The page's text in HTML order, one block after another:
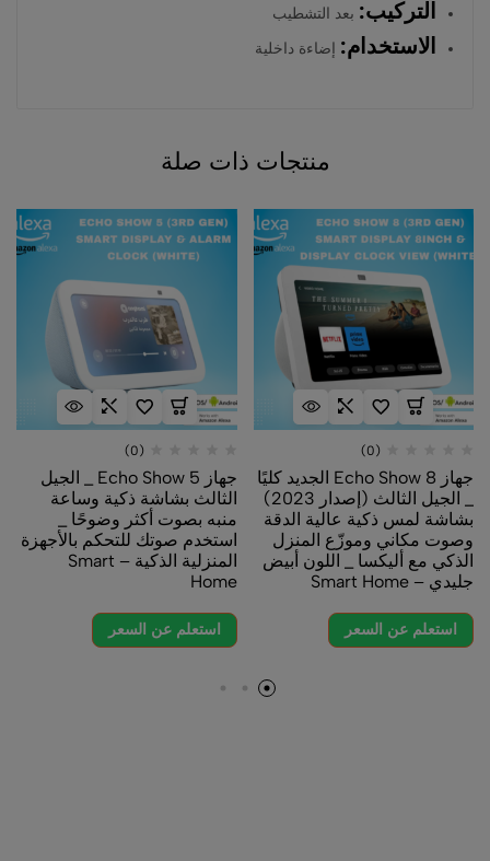
التركيب: بعد التشطيب
الاستخدام: إضاءة داخلية
منتجات ذات صلة
(0)
جهاز Echo Show 8 الجديد كليًا
_ الجيل الثالث (إصدار 2023)
بشاشة لمس ذكية عالية الدقة
وصوت مكاني وموزّع المنزل
الذكي مع أليكسا _ اللون أبيض
جليدي – Smart Home
استعلم عن السعر
(0)
جهاز Echo Show 5 _ الجيل
الثالث بشاشة ذكية وساعة
منبه بصوت أكثر وضوحًا _
استخدم صوتك للتحكم بالأجهزة
المنزلية الذكية – Smart
Home
استعلم عن السعر